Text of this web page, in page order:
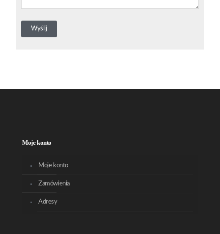
Moje konto
Moje konto
Zamówienia
Adresy